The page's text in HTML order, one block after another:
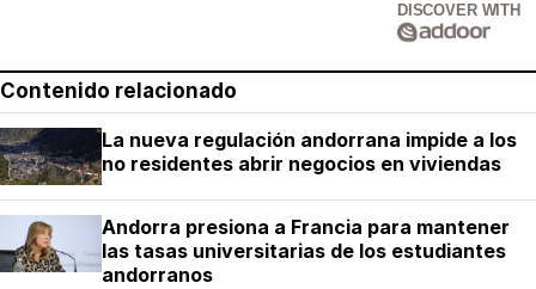
DISCOVER WITH
Contenido relacionado
La nueva regulación andorrana impide a los
no residentes abrir negocios en viviendas
Andorra presiona a Francia para mantener
las tasas universitarias de los estudiantes
andorranos